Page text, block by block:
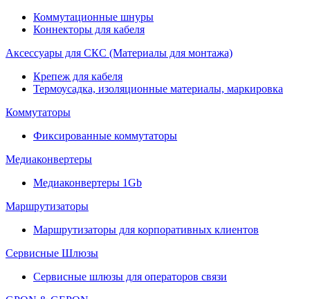
Коммутационные шнуры
Коннекторы для кабеля
Аксессуары для СКС (Материалы для монтажа)
Крепеж для кабеля
Термоусадка, изоляционные материалы, маркировка
Коммутаторы
Фиксированные коммутаторы
Медиаконвертеры
Медиаконвертеры 1Gb
Маршрутизаторы
Маршрутизаторы для корпоративных клиентов
Сервисные Шлюзы
Сервисные шлюзы для операторов связи